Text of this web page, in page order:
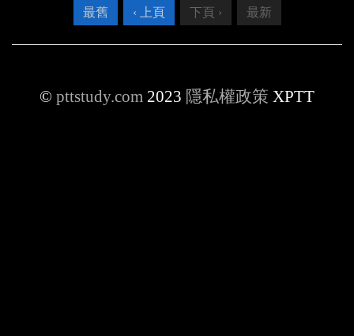
最舊 ‹ 上頁 下頁 › 最新
© pttstudy.com 2023 隱私權政策 XPTT